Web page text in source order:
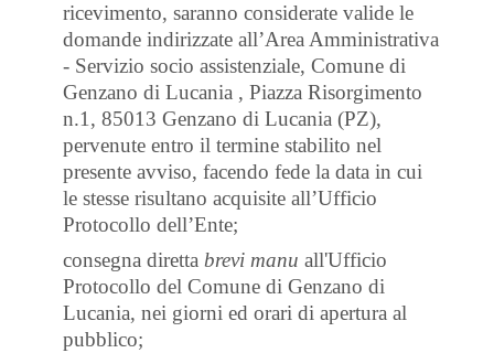
ricevimento, saranno considerate valide le
domande indirizzate all’Area Amministrativa
- Servizio socio assistenziale, Comune di
Genzano di Lucania , Piazza Risorgimento
n.1, 85013 Genzano di Lucania (PZ),
pervenute entro il termine stabilito nel
presente avviso, facendo fede la data in cui
le stesse risultano acquisite all’Ufficio
Protocollo dell’Ente;
consegna diretta brevi manu all'Ufficio
Protocollo del Comune di Genzano di
Lucania, nei giorni ed orari di apertura al
pubblico;